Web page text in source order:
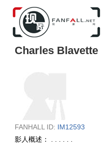
Charles Blavette
FANHALL ID: IM12593
影人概述： . . . . . .